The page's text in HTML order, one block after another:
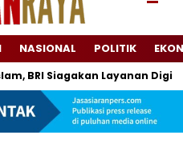
NASIONAL POLITIK
BRI Siagakan Layanan